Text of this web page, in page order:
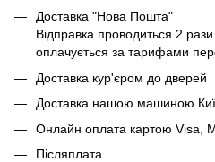
Доставка "Нова Пошта"
Відправка проводиться 2
оплачується за тарифами
Доставка кур'єром до
Доставка нашою машиною
Онлайн оплата картою Visa,
Післяплата